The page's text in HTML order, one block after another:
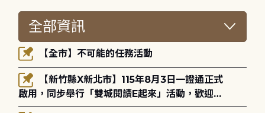
【全市】不可能的任務活動
啟用，同步舉行「雙城閱讀E起來」活動，歡迎踴
躍參加(115年8月3日至10月4日)。